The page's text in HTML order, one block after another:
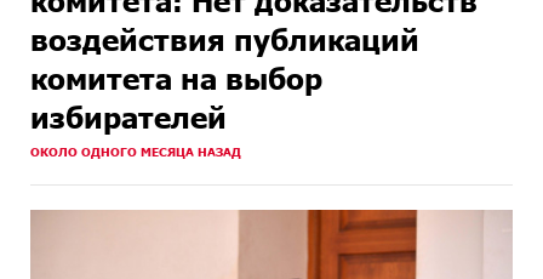
воздействия публикаций
комитета на выбор
избирателей
ОКОЛО ОДНОГО МЕСЯЦА НАЗАД